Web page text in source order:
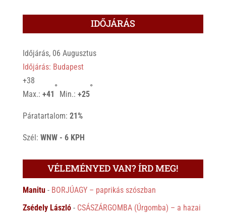
IDŐJÁRÁS
Időjárás, 06 Augusztus
Időjárás: Budapest
+38
Max.: +41
°
Min.: +25
°
Páratartalom: 21%
Szél: WNW - 6 KPH
VÉLEMÉNYED VAN? ÍRD MEG!
Manitu- BORJÚAGY – paprikás szószban
Zsédely László- CSÁSZÁRGOMBA (Úrgomba) – a hazai